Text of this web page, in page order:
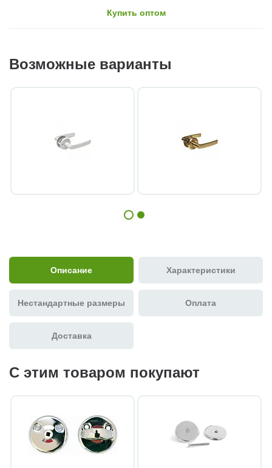
Купить оптом
Возможные варианты
Описание Характеристики
Нестандартные размеры Оплата
Доставка
С этим товаром покупают